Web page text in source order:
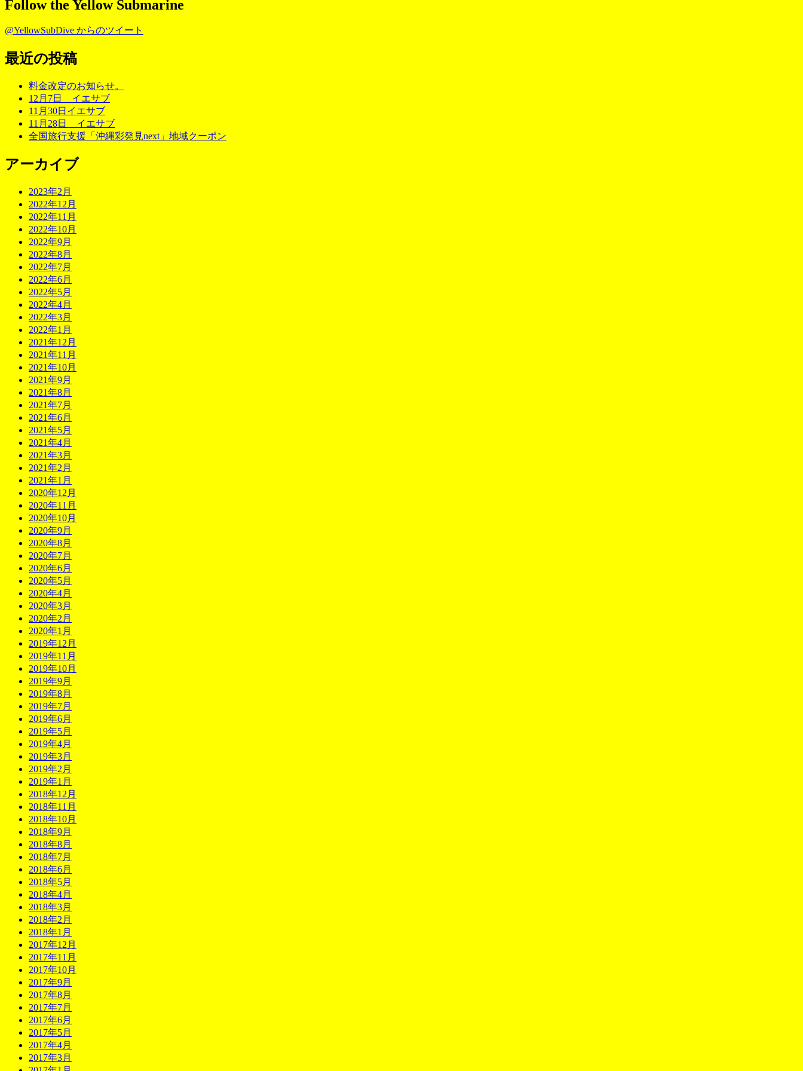
Follow the Yellow Submarine
@YellowSubDive からのツイート
最近の投稿
料金改定のお知らせ。
12月7日 イエサブ
11月30日イエサブ
11月28日 イエサブ
全国旅行支援「沖縄彩発見next」地域クーポン
アーカイブ
2023年2月
2022年12月
2022年11月
2022年10月
2022年9月
2022年8月
2022年7月
2022年6月
2022年5月
2022年4月
2022年3月
2022年1月
2021年12月
2021年11月
2021年10月
2021年9月
2021年8月
2021年7月
2021年6月
2021年5月
2021年4月
2021年3月
2021年2月
2021年1月
2020年12月
2020年11月
2020年10月
2020年9月
2020年8月
2020年7月
2020年6月
2020年5月
2020年4月
2020年3月
2020年2月
2020年1月
2019年12月
2019年11月
2019年10月
2019年9月
2019年8月
2019年7月
2019年6月
2019年5月
2019年4月
2019年3月
2019年2月
2019年1月
2018年12月
2018年11月
2018年10月
2018年9月
2018年8月
2018年7月
2018年6月
2018年5月
2018年4月
2018年3月
2018年2月
2018年1月
2017年12月
2017年11月
2017年10月
2017年9月
2017年8月
2017年7月
2017年6月
2017年5月
2017年4月
2017年3月